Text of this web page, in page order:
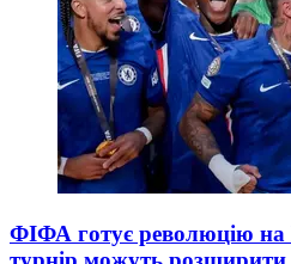
ФІФА готує революцію